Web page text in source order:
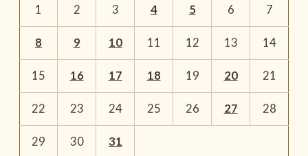
1 2 3 4 5 6 7
8 9 10 11 12 13 14
15 16 17 18 19 20 21
22 23 24 25 26 27 28
29 30 31